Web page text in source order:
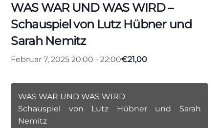
WAS WAR UND WAS WIRD –
Schauspiel von Lutz Hübner und
Sarah Nemitz
Februar 7, 2025 20:00 -22:00€21,00
WAS WAR UND WAS WIRD
Schauspiel von Lutz Hübner und Sarah
Nemitz